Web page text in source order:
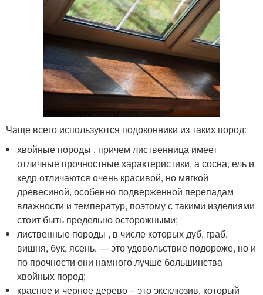
Чаще всего используются подоконники из таких пород:
хвойные породы , причем лиственница имеет
отличные прочностные характеристики, а сосна, ель и
кедр отличаются очень красивой, но мягкой
древесиной, особенно подверженной перепадам
влажности и температур, поэтому с такими изделиями
стоит быть предельно осторожными;
лиственные породы , в числе которых дуб, граб,
вишня, бук, ясень, — это удовольствие подороже, но и
по прочности они намного лучше большинства
хвойных пород;
красное и черное дерево – это эксклюзив, который